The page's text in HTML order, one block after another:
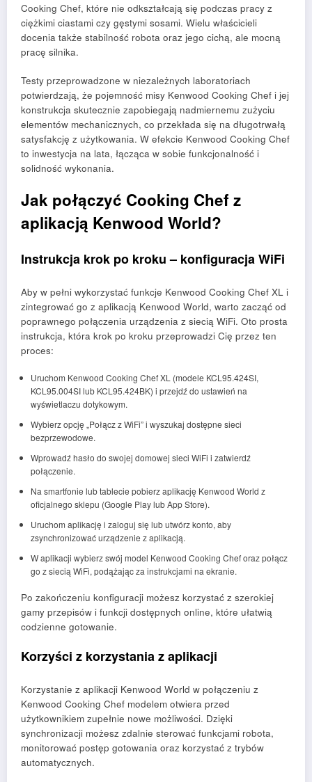
Cooking Chef, które nie odkształcają się podczas pracy z
ciężkimi ciastami czy gęstymi sosami. Wielu właścicieli
docenia także stabilność robota oraz jego cichą, ale mocną
pracę silnika.
Testy przeprowadzone w niezależnych laboratoriach
potwierdzają, że pojemność misy Kenwood Cooking Chef i jej
konstrukcja skutecznie zapobiegają nadmiernemu zużyciu
elementów mechanicznych, co przekłada się na długotrwałą
satysfakcję z użytkowania. W efekcie Kenwood Cooking Chef
to inwestycja na lata, łącząca w sobie funkcjonalność i
solidność wykonania.
Jak połączyć Cooking Chef z
aplikacją Kenwood World?
Instrukcja krok po kroku – konfiguracja WiFi
Aby w pełni wykorzystać funkcje Kenwood Cooking Chef XL i
zintegrować go z aplikacją Kenwood World, warto zacząć od
poprawnego połączenia urządzenia z siecią WiFi. Oto prosta
instrukcja, która krok po kroku przeprowadzi Cię przez ten
proces:
Uruchom Kenwood Cooking Chef XL (modele KCL95.424SI,
KCL95.004SI lub KCL95.424BK) i przejdź do ustawień na
wyświetlaczu dotykowym.
Wybierz opcję „Połącz z WiFi” i wyszukaj dostępne sieci
bezprzewodowe.
Wprowadź hasło do swojej domowej sieci WiFi i zatwierdź
połączenie.
Na smartfonie lub tablecie pobierz aplikację Kenwood World z
oficjalnego sklepu (Google Play lub App Store).
Uruchom aplikację i zaloguj się lub utwórz konto, aby
zsynchronizować urządzenie z aplikacją.
W aplikacji wybierz swój model Kenwood Cooking Chef oraz połącz
go z siecią WiFi, podążając za instrukcjami na ekranie.
Po zakończeniu konfiguracji możesz korzystać z szerokiej
gamy przepisów i funkcji dostępnych online, które ułatwią
codzienne gotowanie.
Korzyści z korzystania z aplikacji
Korzystanie z aplikacji Kenwood World w połączeniu z
Kenwood Cooking Chef modelem otwiera przed
użytkownikiem zupełnie nowe możliwości. Dzięki
synchronizacji możesz zdalnie sterować funkcjami robota,
monitorować postęp gotowania oraz korzystać z trybów
automatycznych.